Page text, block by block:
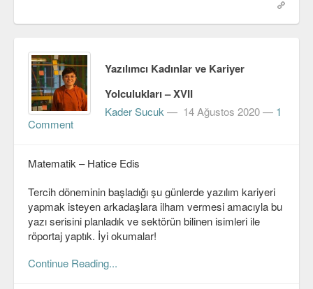
Yazılımcı Kadınlar ve Kariyer
Yolculukları – XVII
Kader Sucuk — 14 Ağustos 2020— 1
Comment
Matematik – Hatice Edis
Tercih döneminin başladığı şu günlerde yazılım kariyeri
yapmak isteyen arkadaşlara ilham vermesi amacıyla bu
yazı serisini planladık ve sektörün bilinen isimleri ile
röportaj yaptık. İyi okumalar!
Continue Reading...